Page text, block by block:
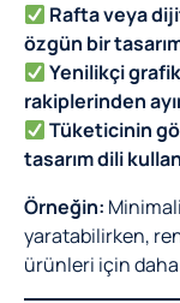
Rafta veya
özgün bir
Yenilikçi
rakiplerinden
Tüketicinin
tasarım dili
Örneğin:
yaratabilirken,
ürünleri için